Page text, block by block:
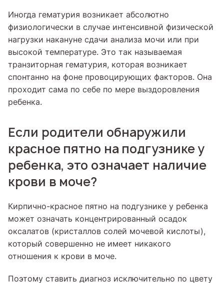
Иногда гематурия возникает абсолютно
физиологически в случае интенсивной физической
нагрузки накануне сдачи анализа мочи или при
высокой температуре. Это так называемая
транзиторная гематурия, которая возникает
спонтанно на фоне провоцирующих факторов. Она
проходит сама по себе по мере выздоровления
ребенка.
Если родители обнаружили
красное пятно на подгузнике у
ребенка, это означает наличие
крови в моче?
Кирпично-красное пятно на подгузнике у ребенка
может означать концентрированный осадок
оксалатов (кристаллов солей мочевой кислоты),
который совершенно не имеет никакого
отношения к крови в моче.
Поэтому ставить диагноз исключительно по цвету